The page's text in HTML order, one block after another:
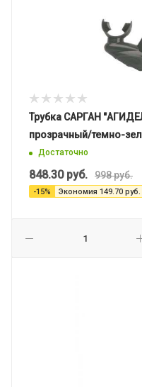
Трубка САРГАН
прозрачный/темно-
Достаточно
848.30руб. 998руб.
-15% Экономия 149.70 руб.